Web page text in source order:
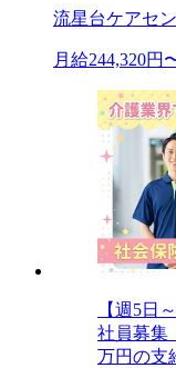
流星台ケアセ
月給244,320円
【週5日
社員募集
万円の支